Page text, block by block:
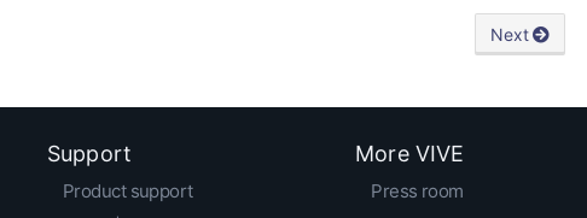
Next
Support
Product support
More VIVE
Press room